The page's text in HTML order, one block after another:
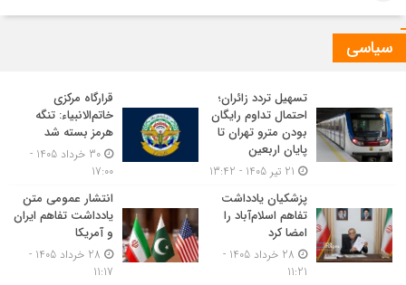
سیاسی
تسهیل تردد زائران؛
احتمال تداوم رایگان
بودن مترو تهران تا
پایان اربعین
قرارگاه مرکزی
خاتم‌الانبیاء: تنگه
هرمز بسته شد
30 خرداد 1405 -
17:00
پزشکیان یادداشت
تفاهم اسلام‌آباد را
امضا کرد
28 خرداد 1405 -
11:21
انتشار عمومی متن
یادداشت تفاهم ایران
و آمریکا
28 خرداد 1405 -
11:17